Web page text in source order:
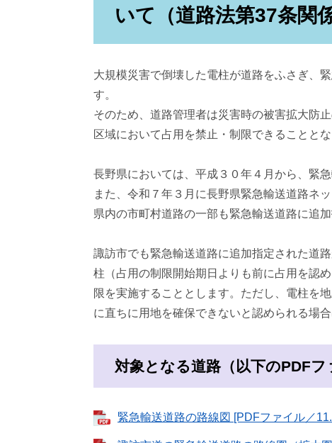
いて（道路法第37条関係
大規模災害で倒壊した電柱が道路をふさぎ、
す。
そのため、道路管理者は災害時の被害拡大防
区域において占用を禁止・制限できることとな
長野県においては、平成３０年４月から、緊
また、令和７年３月に長野県緊急輸送道路ネ
県内の市町村道路の一部も緊急輸送道路に追加
諏訪市でも緊急輸送道路に追加指定された道
柱（占用の制限開始期日よりも前に占用を認
限を実施することとします。ただし、電柱を
に直ちに用地を確保できないと認められる場
対象となる道路（以下のPDFフ
緊急輸送道路の路線図 [PDFファイル／